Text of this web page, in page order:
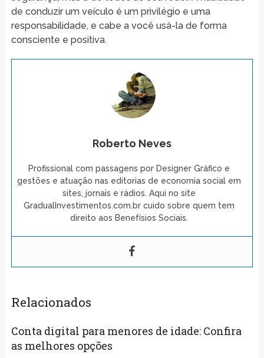
de conduzir um veículo é um privilégio e uma
responsabilidade, e cabe a você usá-la de forma
consciente e positiva.
Roberto Neves
Profissional com passagens por Designer Gráfico e
gestões e atuação nas editorias de economia social em
sites, jornais e rádios. Aqui no site
GradualInvestimentos.com.br cuido sobre quem tem
direito aos Benefísios Sociais.
Relacionados
Conta digital para menores de idade: Confira
as melhores opções